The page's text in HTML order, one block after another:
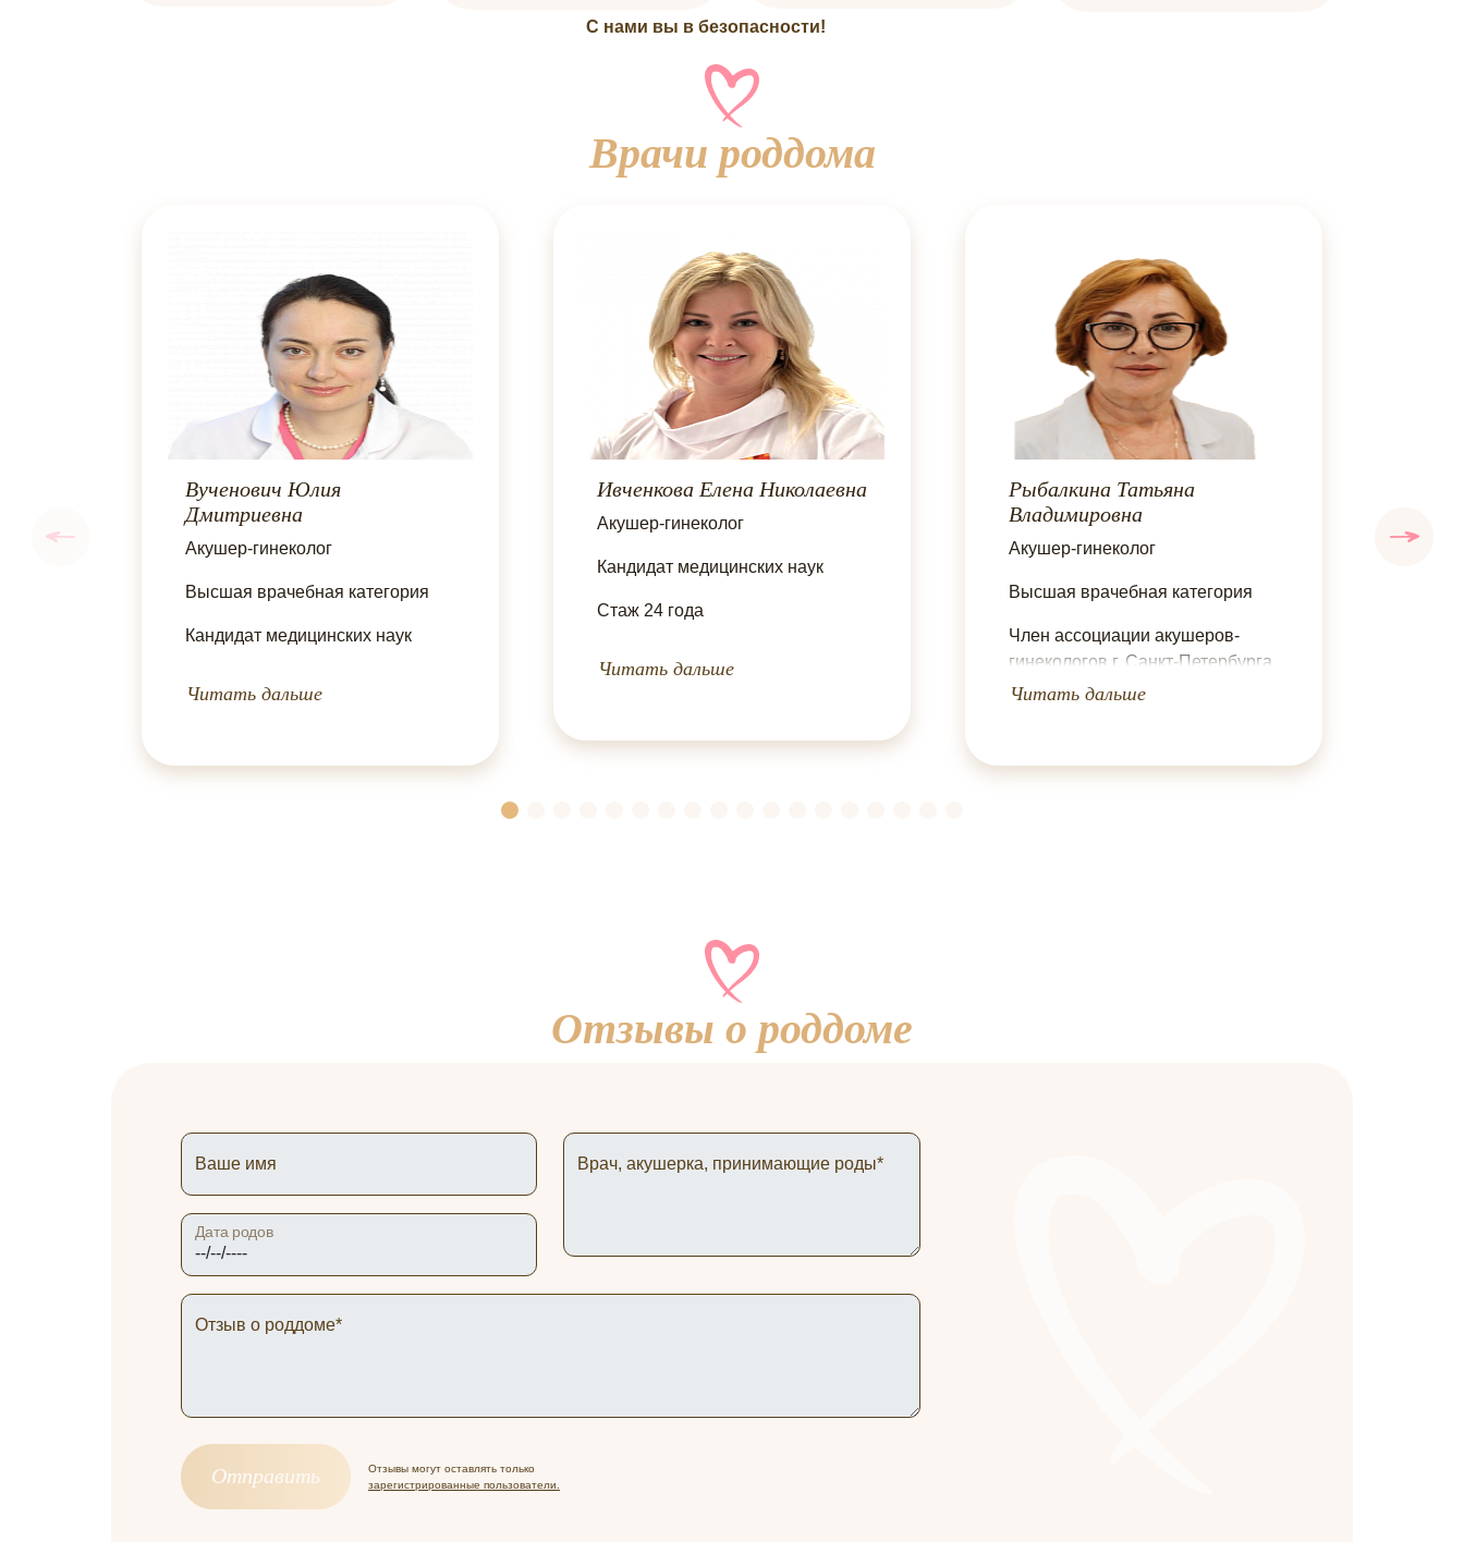
С нами вы в безопасности!
Врачи роддома
Вученович Юлия
Дмитриевна
Акушер-гинеколог
Высшая врачебная категория
Кандидат медицинских наук
Читать дальше
Ивченкова Елена Николаевна
Акушер-гинеколог
Кандидат медицинских наук
Стаж 24 года
Читать дальше
Рыбалкина Татьяна
Владимировна
Акушер-гинеколог
Высшая врачебная категория
Член ассоциации акушеров-
гинекологов г. Санкт-Петербурга
Стаж работы 33 года
Читать дальше
Отзывы о роддоме
Ваше имя
Дата родов
Врач, акушерка, принимающие роды*
Отзыв о роддоме*
Отзывы могут оставлять только
зарегистрированные пользователи.